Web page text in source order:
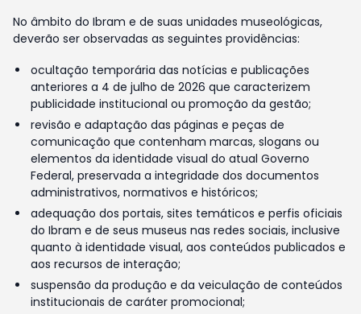
No âmbito do Ibram e de suas unidades museológicas,
deverão ser observadas as seguintes providências:
ocultação temporária das notícias e publicações
anteriores a 4 de julho de 2026 que caracterizem
publicidade institucional ou promoção da gestão;
revisão e adaptação das páginas e peças de
comunicação que contenham marcas, slogans ou
elementos da identidade visual do atual Governo
Federal, preservada a integridade dos documentos
administrativos, normativos e históricos;
adequação dos portais, sites temáticos e perfis oficiais
do Ibram e de seus museus nas redes sociais, inclusive
quanto à identidade visual, aos conteúdos publicados e
aos recursos de interação;
suspensão da produção e da veiculação de conteúdos
institucionais de caráter promocional;